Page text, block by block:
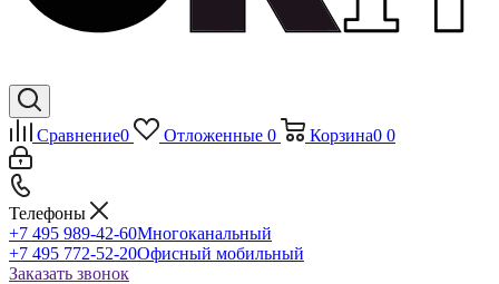
Сравнение0 Отложенные 0 Корзина0 0
Телефоны
+7 495 989-42-60Многоканальный
+7 495 772-52-20Офисный мобильный
Заказать звонок